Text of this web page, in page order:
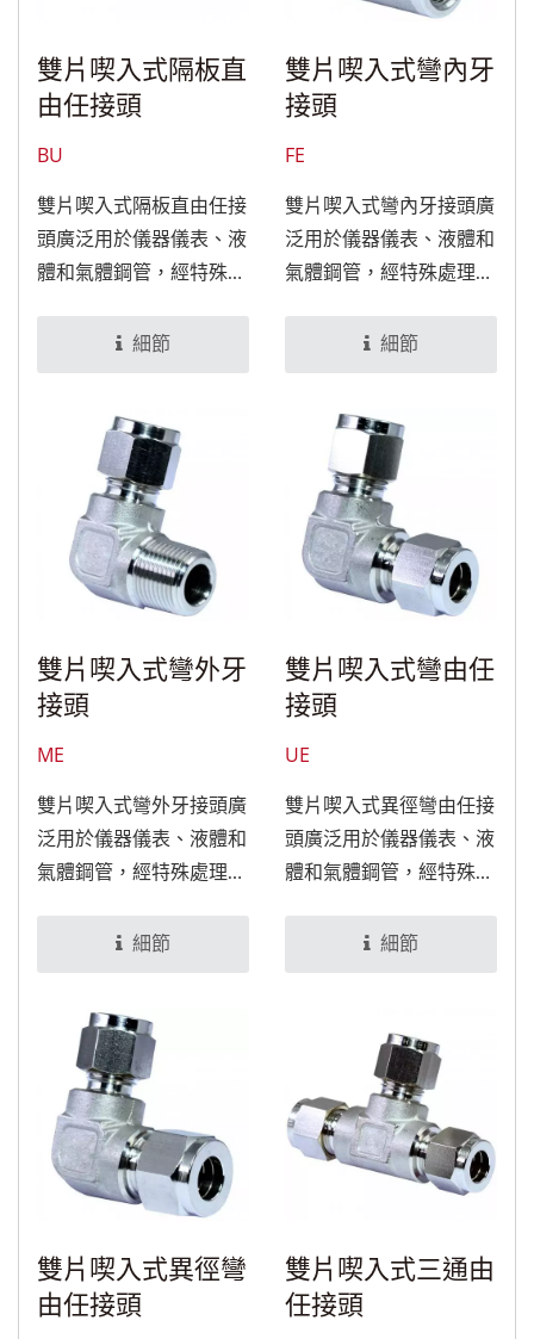
雙片喫入式隔板直
由任接頭
BU
雙片喫入式隔板直由任接
頭廣泛用於儀器儀表、液
體和氣體鋼管，經特殊處
細節
雙片喫入式彎內牙
接頭
FE
雙片喫入式彎內牙接頭廣
泛用於儀器儀表、液體和
氣體鋼管，經特殊處理
細節
雙片喫入式彎外牙
接頭
ME
雙片喫入式彎外牙接頭廣
泛用於儀器儀表、液體和
氣體鋼管，經特殊處理
細節
雙片喫入式彎由任
接頭
UE
雙片喫入式異徑彎由任接
頭廣泛用於儀器儀表、液
體和氣體鋼管，經特殊處
細節
雙片喫入式異徑彎
由任接頭
雙片喫入式三通由
任接頭